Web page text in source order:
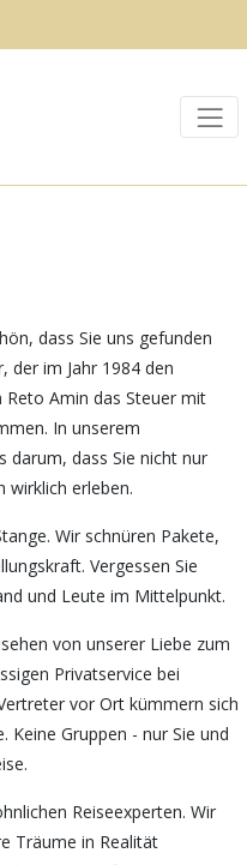
dass Sie uns gefunden
der im Jahr 1984 den
Reto Amin das Steuer mit
In unserem
darum, dass Sie nicht nur
wirklich erleben.
Wir schnüren Pakete,
Vergessen Sie
und Leute im Mittelpunkt.
von unserer Liebe zum
Privatservice bei
vor Ort kümmern sich
Keine Gruppen - nur Sie und
Reiseexperten. Wir
Träume in Realität